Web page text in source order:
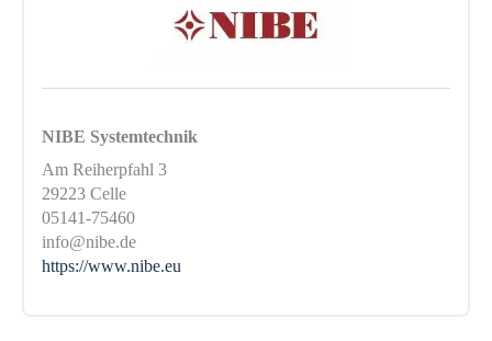
NIBE Systemtechnik
Am Reiherpfahl 3
29223 Celle
05141-75460
info@nibe.de
https://www.nibe.eu